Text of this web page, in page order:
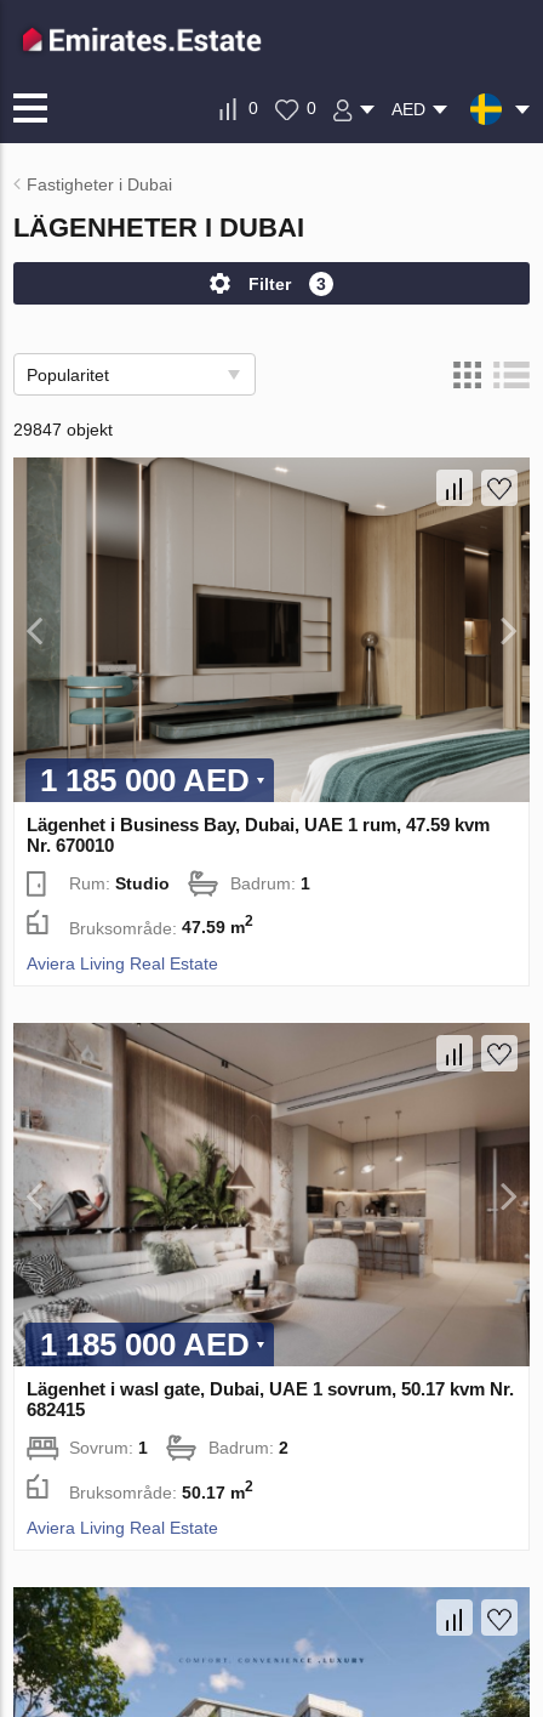
0 0 AED
Fastigheter i Dubai
LÄGENHETER I DUBAI
Filter 3
Popularitet
29847 objekt
1 185 000 AED
Lägenhet i Business Bay, Dubai, UAE 1 rum, 47.59 kvm
Nr. 670010
Rum:Studio Badrum: 1
Bruksområde:47.59 m2
Aviera Living Real Estate
1 185 000 AED
Lägenhet i wasl gate, Dubai, UAE 1 sovrum, 50.17 kvm Nr.
682415
Sovrum:1 Badrum:2
Bruksområde:50.17 m2
Aviera Living Real Estate